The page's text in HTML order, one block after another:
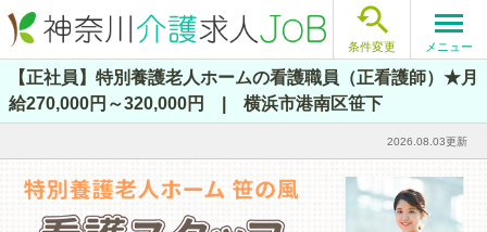

条件変更 メニュー
【正社員】特別養護老人ホームの看護職員（正看護師）★月
給270,000円～320,000円 | 横浜市港南区笹下
2026.08.03更新